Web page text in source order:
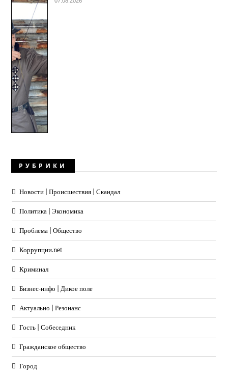
РУБРИКИ
Новости | Происшествия | Скандал
Политика | Экономика
Проблема | Общество
Коррупции.net
Криминал
Бизнес-инфо | Дикое поле
Актуально | Резонанс
Гость | Собеседник
Гражданское общество
Город